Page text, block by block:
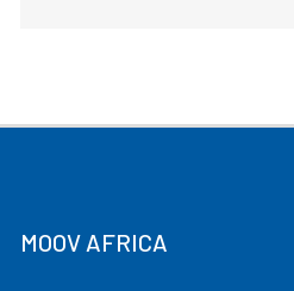
MOOV AFRICA